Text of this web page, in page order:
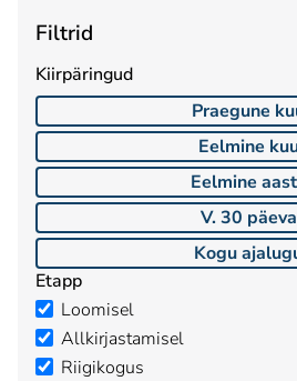
Filtrid
Kiirpäringud
Praegune
Eelmine
Eelmine
V. 30 päeva
Kogu
Etapp
Loomisel
Allkirjastamisel
Riigikogus